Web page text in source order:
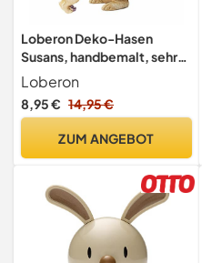
Loberon Deko-Hasen
Susans, handbemalt, sehr
freundlich & detailreich
gestaltet, Tierfigur,
Tischdekoration, Ostern,
Osterhase, Polyresin, beige
Loberon
8,95 € 14,95 €
ZUM ANGEBOT